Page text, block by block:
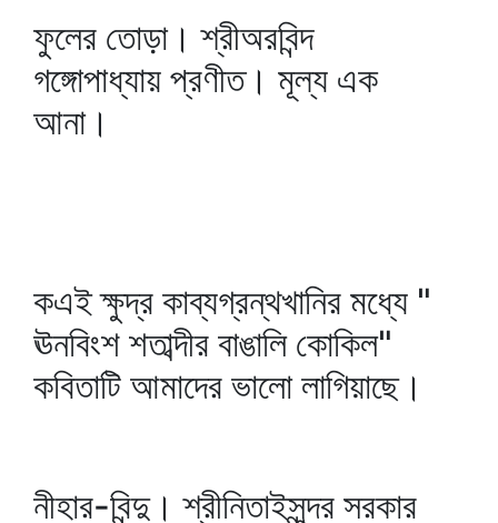
ফুলের তোড়া। শ্রীঅরবিন্দ
গঙ্গোপাধ্যায় প্রণীত। মূল্য এক
আনা।
কএই ক্ষুদ্র কাব্যগ্রন্থখানির মধ্যে "
ঊনবিংশ শতাব্দীর বাঙালি কোকিল"
কবিতাটি আমাদের ভালো লাগিয়াছে।
নীহার-বিন্দু। শ্রীনিতাইসুন্দর সরকার